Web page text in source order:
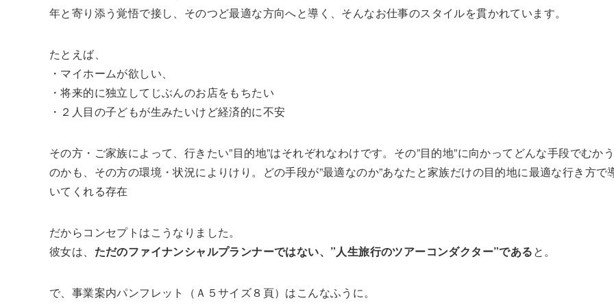
年と寄り添う覚悟で接し、そのつど最適な方向へと導く、そんなお仕事のスタイルを貫かれています。
たとえば、
・マイホームが欲しい、
・将来的に独立してじぶんのお店をもちたい
・２人目の子どもが生みたいけど経済的に不安
その方・ご家族によって、行きたい”目的地”はそれぞれなわけです。その”目的地”に向かってどんな手段でむか
のかも、その方の環境・状況によりけり。どの手段が”最適なのか”あなたと家族だけの目的地に最適な行き方で
いてくれる存在
だからコンセプトはこうなりました。
彼女は、 ただのファイナンシャルプランナーではない、”人生旅行のツアーコンダクター”であると。
で、事業案内パンフレット（Ａ５サイズ８頁）はこんなふうに。